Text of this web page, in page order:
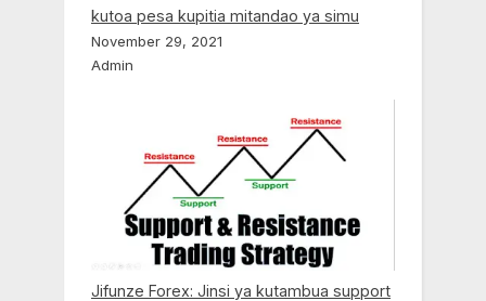
kutoa pesa kupitia mitandao ya simu
November 29, 2021
Admin
Jifunze Forex: Jinsi ya kutambua support